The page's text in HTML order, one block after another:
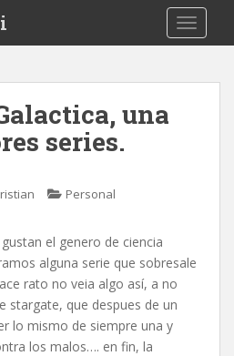
una
series.
Personal
el genero de ciencia
alguna serie que sobresale
rato no veia algo así, a no
stargate, que despues de un
lo mismo de siempre una y
los malos…. en fin, la